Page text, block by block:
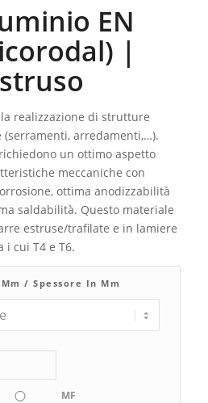
EN
|
realizzazione di strutture
(serramenti, arredamenti,…).
un ottimo aspetto
meccaniche con
ottima anodizzabilità
saldabilità. Questo materiale
estruse/trafilate e in lamiere
cui T4 e T6.
/ Spessore In Mm
MF